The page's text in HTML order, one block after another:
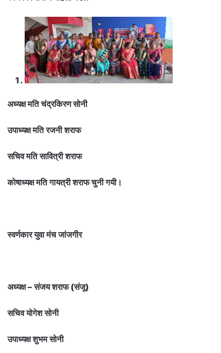
अध्यक्ष मति चंद्रकिरण सोनी
उपाध्यक्ष मति रजनी शराफ
सचिव मति सावित्री शराफ
कोषाध्यक्ष मति गायत्री शराफ चुनी गयी।
स्वर्णकार युवा मंच जांजगीर
अध्यक्ष – संजय शराफ (संजू)
सचिव योगेश सोनी
उपाध्यक्ष शुभम सोनी